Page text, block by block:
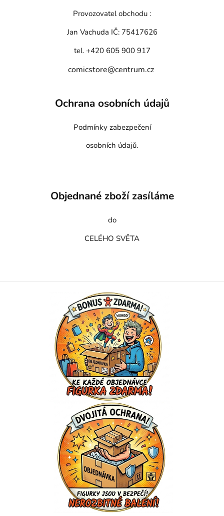
Provozovatel obchodu :
Jan Vachuda IČ: 75417626
tel. +420 605 900 917
comicstore@centrum.cz
Ochrana osobních údajů
Podmínky zabezpečení
osobních údajů.
Objednané zboží zasíláme
do
CELÉHO SVĚTA